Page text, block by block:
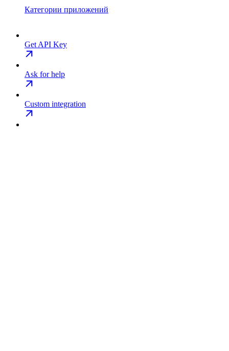
Категории приложений
Get API Key
Ask for help
Custom integration